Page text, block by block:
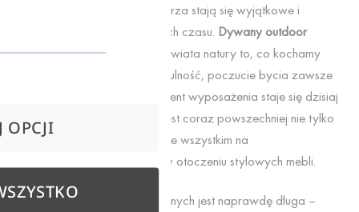
To dodatki sprawiają, że wnętrza stają się wyjątkowe i
zachęcają do spędzania w nich czasu. Dywany outdoor
przenoszą do zewnętrznego świata natury to, co kochamy
najbardziej – intymność, przytulność, poczucie bycia zawsze
„u siebie”. Proponowany element wyposażenia staje się dzisiaj
bardzo modny – stosowany jest coraz powszechniej nie tylko
na balkonach, ale gości przede wszystkim na
reprezentacyjnych tarasach, w otoczeniu stylowych mebli.
Lista zalet dywanów zewnętrznych jest naprawdę długa –
OPCJI